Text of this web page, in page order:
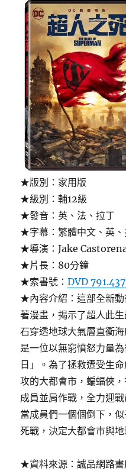
★版別：家用版
★級別：輔12級
★發音：英、法、拉丁
★字幕：繁體中文、英、
★導演：Jake
★片長：80分鐘
★索書號：DVD
★內容介紹：這部全新
著漫畫，揭示了超人此
石穿透地球大氣層直衝
是一位以無窮憤怒力量
日」。為了拯救遭受生
攻的大都會市，蝙蝠俠
成員並肩作戰，全力迎
當成員們一個個倒下，
死戰，決定大都會市與地
★資料來源：誠品網路書